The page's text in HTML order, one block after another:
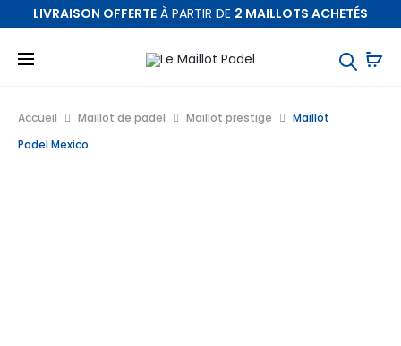
LIVRAISON OFFERTE À PARTIR DE 2 MAILLOTS ACHETÉS
Accueil Maillot de padel Maillot prestige
Maillot
Padel Mexico